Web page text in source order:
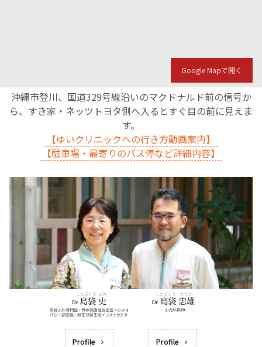
Google Mapで開く
沖縄市登川、国道329号線沿いのマクドナルド前の信号か
ら、すき家・ネッツトヨタ側へ入るとすぐ目の前に見えま
す。
【ゆいクリニックへの行き方動画案内】
【駐車場・最寄りのバス停など詳細内容】
Profile Profile